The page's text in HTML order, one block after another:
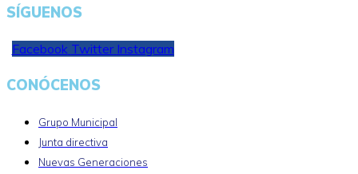
SÍGUENOS
Facebook Twitter Instagram
CONÓCENOS
Grupo Municipal
Junta directiva
Nuevas Generaciones